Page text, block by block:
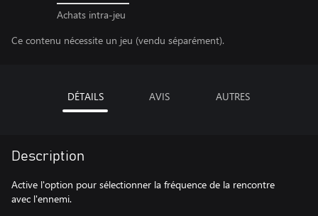
Achats intra-jeu
Ce contenu nécessite un jeu (vendu séparément).
DÉTAILS AVIS AUTRES
Description
Active l'option pour sélectionner la fréquence de la rencontre
avec l'ennemi.